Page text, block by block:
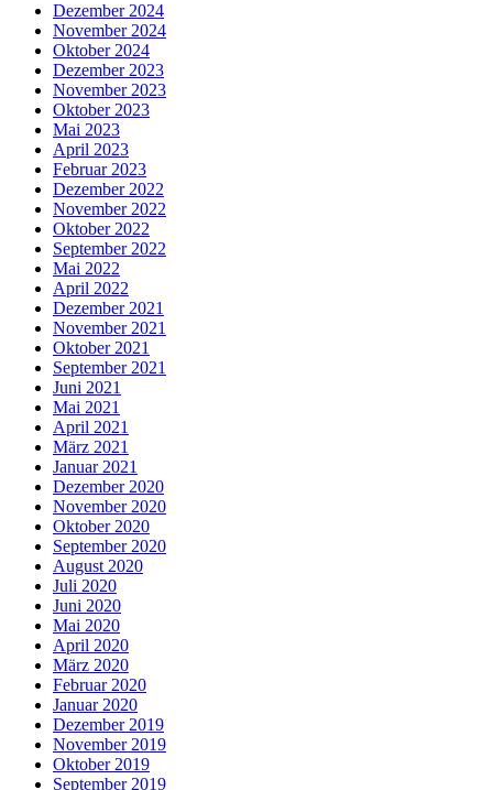
Dezember 2024
November 2024
Oktober 2024
Dezember 2023
November 2023
Oktober 2023
Mai 2023
April 2023
Februar 2023
Dezember 2022
November 2022
Oktober 2022
September 2022
Mai 2022
April 2022
Dezember 2021
November 2021
Oktober 2021
September 2021
Juni 2021
Mai 2021
April 2021
März 2021
Januar 2021
Dezember 2020
November 2020
Oktober 2020
September 2020
August 2020
Juli 2020
Juni 2020
Mai 2020
April 2020
März 2020
Februar 2020
Januar 2020
Dezember 2019
November 2019
Oktober 2019
September 2019